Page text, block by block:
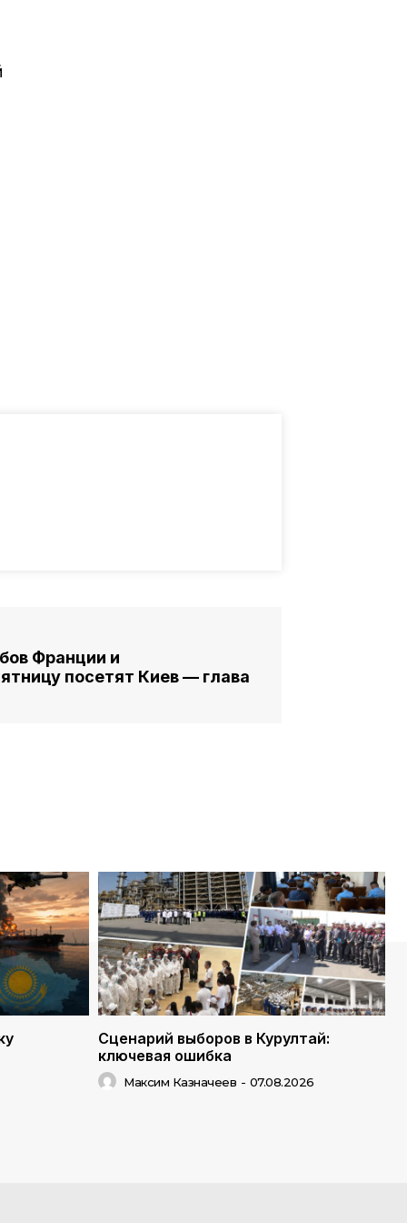
Франции и
посетят Киев — глава
Сценарий выборов в Курултай:
ключевая ошибка
Максим Казначеев - 07.08.2026